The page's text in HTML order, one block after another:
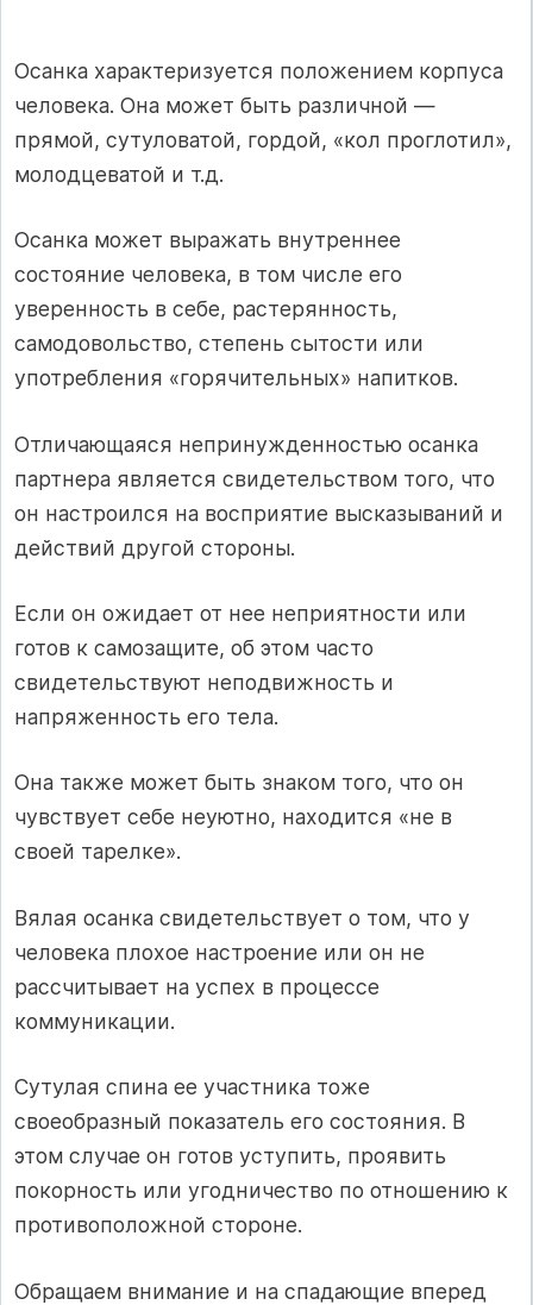
Осанка характеризуется положением корпуса
человека. Она может быть различной —
прямой, сутуловатой, гордой, «кол проглотил»,
молодцеватой и т.д.
Осанка может выражать внутреннее
состояние человека, в том числе его
уверенность в себе, растерянность,
самодовольство, степень сытости или
употребления «горячительных» напитков.
Отличающаяся непринужденностью осанка
партнера является свидетельством того, что
он настроился на восприятие высказываний и
действий другой стороны.
Если он ожидает от нее неприятности или
готов к самозащите, об этом часто
свидетельствуют неподвижность и
напряженность его тела.
Она также может быть знаком того, что он
чувствует себе неуютно, находится «не в
своей тарелке».
Вялая осанка свидетельствует о том, что у
человека плохое настроение или он не
рассчитывает на успех в процессе
коммуникации.
Сутулая спина ее участника тоже
своеобразный показатель его состояния. В
этом случае он готов уступить, проявить
покорность или угодничество по отношению к
противоположной стороне.
Обращаем внимание и на спадающие вперед